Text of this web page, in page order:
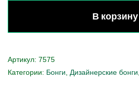
В корзину
Артикул: 7575
Категории: Бонги Дизайнерские бонги